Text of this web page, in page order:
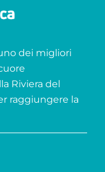
dei migliori
Riviera del
raggiungere la